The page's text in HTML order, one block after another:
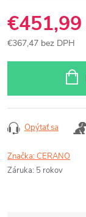
€451,99
€367,47 bez DPH
Opýtať sa
Značka:CERANO
Záruka: 5 rokov